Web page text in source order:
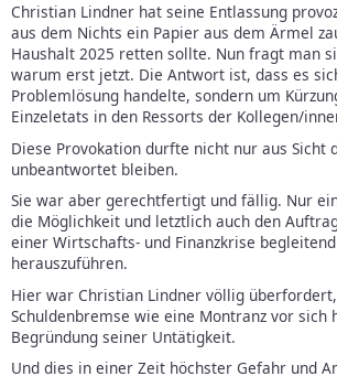
Christian Lindner hat seine Entlassung
aus dem Nichts ein Papier aus dem Ärmel
Haushalt 2025 retten sollte. Nun fragt man
warum erst jetzt. Die Antwort ist, dass es
Problemlösung handelte, sondern um
Einzeletats in den Ressorts der Kollegen/
Diese Provokation durfte nicht nur aus Sicht
unbeantwortet bleiben.
Sie war aber gerechtfertigt und fällig. Nur
die Möglichkeit und letztlich auch den
einer Wirtschafts- und Finanzkrise
herauszuführen.
Hier war Christian Lindner völlig
Schuldenbremse wie eine Montranz vor sich
Begründung seiner Untätigkeit.
Und dies in einer Zeit höchster Gefahr und